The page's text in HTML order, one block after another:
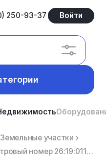
250-93-37 Войти
Земельные участки
Земельный участок, кадастровый номер 26:19:011113:3, общей площадью – 1500 кв. м, виды разрешенного ...